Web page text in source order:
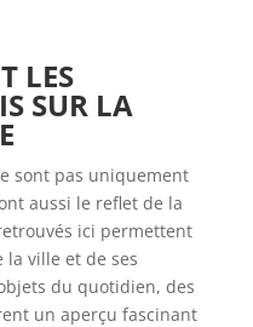
LES
SUR LA
sont pas uniquement
aussi le reflet de la
ici permettent
la ville et de ses
du quotidien, des
un aperçu fascinant